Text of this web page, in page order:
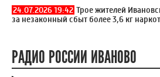
24.07.2026 19:42 Трое жителей
за незаконный сбыт более 3,6 кг
РАДИО РОССИИ ИВАНОВО